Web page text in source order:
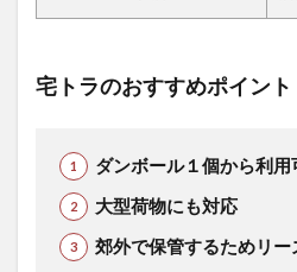
宅トラのおすすめポイント
ダンボール１個から利用
大型荷物にも対応
郊外で保管するためリー